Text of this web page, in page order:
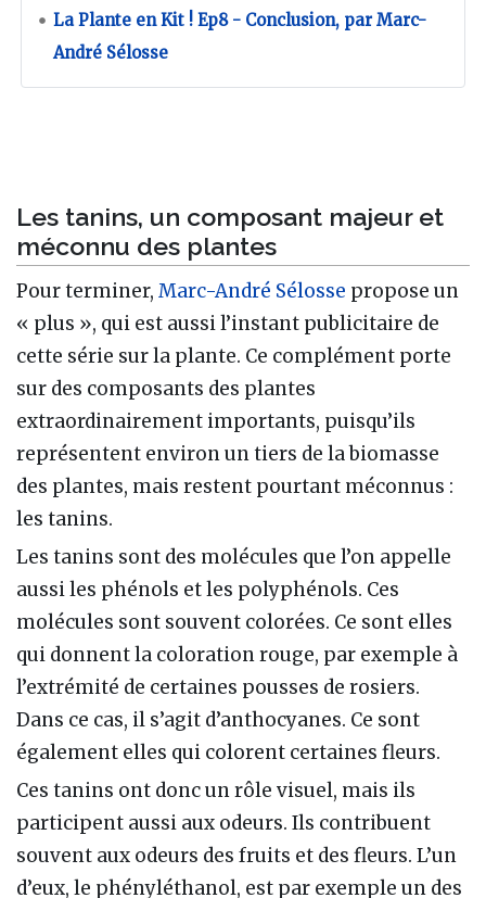
La Plante en Kit ! Ep8 - Conclusion, par Marc-
André Sélosse
Les tanins, un composant majeur et
méconnu des plantes
Pour terminer, Marc-André Sélosse propose un
« plus », qui est aussi l’instant publicitaire de
cette série sur la plante. Ce complément porte
sur des composants des plantes
extraordinairement importants, puisqu’ils
représentent environ un tiers de la biomasse
des plantes, mais restent pourtant méconnus :
les tanins.
Les tanins sont des molécules que l’on appelle
aussi les phénols et les polyphénols. Ces
molécules sont souvent colorées. Ce sont elles
qui donnent la coloration rouge, par exemple à
l’extrémité de certaines pousses de rosiers.
Dans ce cas, il s’agit d’anthocyanes. Ce sont
également elles qui colorent certaines fleurs.
Ces tanins ont donc un rôle visuel, mais ils
participent aussi aux odeurs. Ils contribuent
souvent aux odeurs des fruits et des fleurs. L’un
d’eux, le phényléthanol, est par exemple un des